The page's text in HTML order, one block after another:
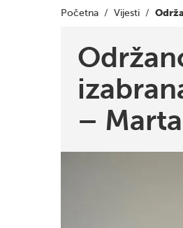
Početna / Vijesti /
–